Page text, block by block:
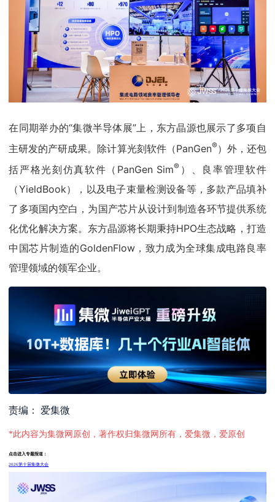
在同期举办的“集微半导体展”上，东方晶源也展示了多项自
主研发的产研成果。除计算光刻软件（PanGen®）外，还包
括严格光刻仿真软件（PanGen Sim® ）、良率管理软件
（YieldBook），以及电子束量检测设备等，多款产品填补
了多项国内空白，为国产芯片从设计到制造各环节提供系统
化优化解决方案。东方晶源将长期秉持HPO生态战略，打造
中国芯片制造的GoldenFlow，致力成为全球集成电路良率
管理领域的领军企业。
责编： 爱集微
*此内容为集微网原创，著作权归集微网所有，爱集微，爱原创
点击进入专题报道：
2026第十届集微大会